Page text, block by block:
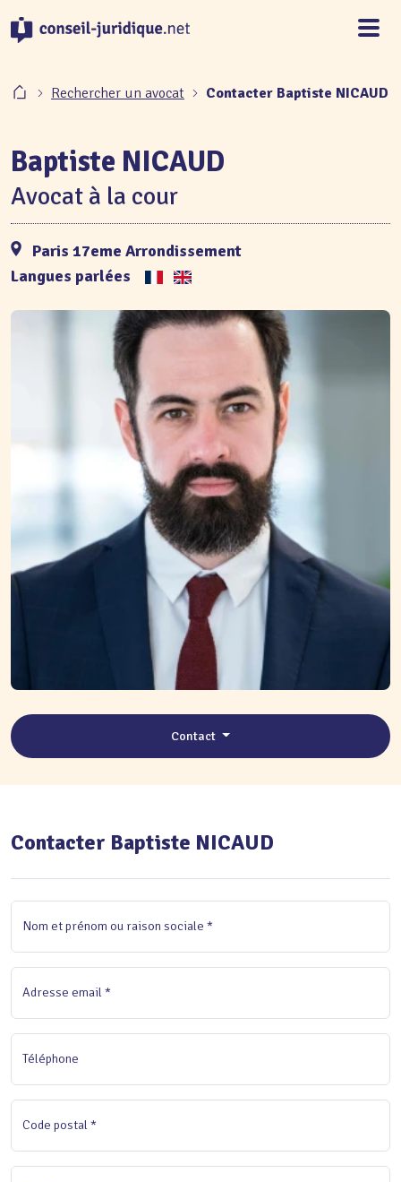
Rechercher un avocat Contacter Baptiste NICAUD
Baptiste NICAUD
Avocat à la cour
Paris 17eme Arrondissement
Langues parlées
Contact
Contacter Baptiste NICAUD
Nom et prénom ou raison sociale *
Adresse email *
Téléphone
Code postal *